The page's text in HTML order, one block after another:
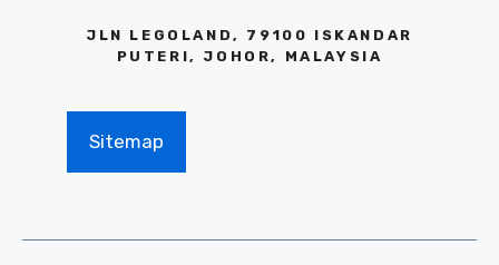
JLN LEGOLAND, 79100 ISKANDAR
PUTERI, JOHOR, MALAYSIA
Sitemap